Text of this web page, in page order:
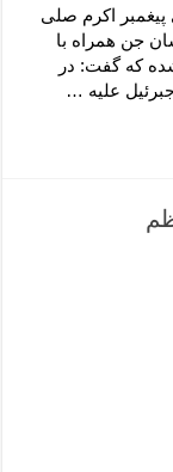
اکرم صلى
جن همراه با
که گفت: در
علیه …